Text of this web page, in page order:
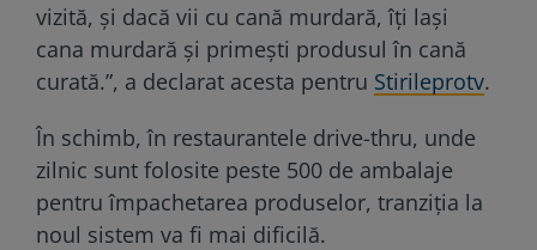
vizită, și dacă vii cu cană murdară, îți lași
cana murdară și primești produsul în cană
curată.”, a declarat acesta pentru Stirileprotv.
În schimb, în restaurantele drive-thru, unde
zilnic sunt folosite peste 500 de ambalaje
pentru împachetarea produselor, tranziția la
noul sistem va fi mai dificilă.